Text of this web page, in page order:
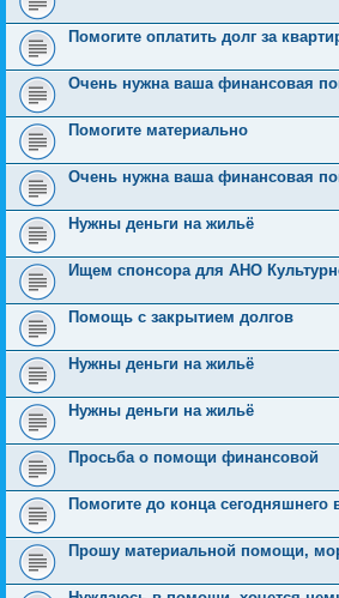
Помогите оплатить долг за
Очень нужна ваша финансовая
Помогите материально
Очень нужна ваша финансовая
Нужны деньги на жильё
Ищем спонсора для АНО
Помощь с закрытием долгов
Нужны деньги на жильё
Нужны деньги на жильё
Просьба о помощи финансовой
Помогите до конца сегодняшнего
Прошу материальной помощи,